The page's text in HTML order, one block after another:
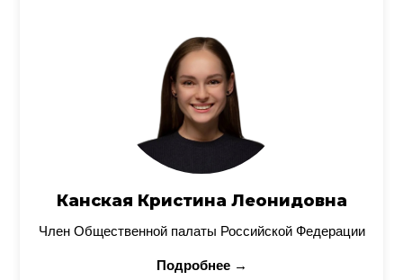
Канская Кристина Леонидовна
Член Общественной палаты Российской Федерации
Подробнее →